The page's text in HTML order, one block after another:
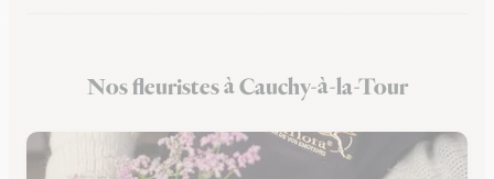
Fleuristes à Rang-du-Fliers
Nos fleuristes à Cauchy-à-la-Tour